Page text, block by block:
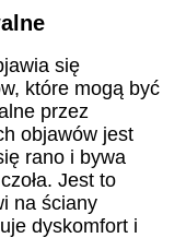
się
które mogą być
przez
objawów jest
rano i bywa
Jest to
na ściany
dyskomfort i